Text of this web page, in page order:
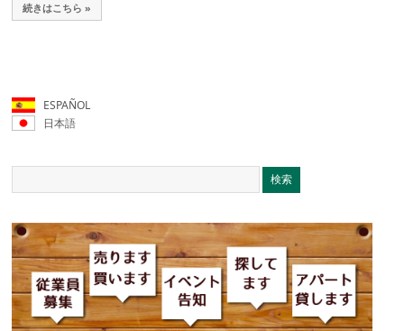
続きはこちら »
ESPAÑOL
日本語